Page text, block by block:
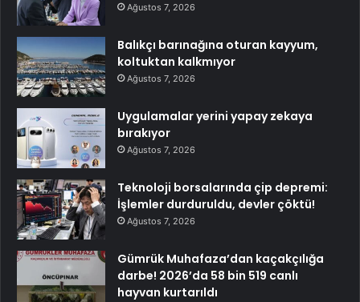
Ağustos 7, 2026
Balıkçı barınağına oturan kayyum,
koltuktan kalkmıyor
Ağustos 7, 2026
Uygulamalar yerini yapay zekaya
bırakıyor
Ağustos 7, 2026
Teknoloji borsalarında çip depremi:
İşlemler durduruldu, devler çöktü!
Ağustos 7, 2026
Gümrük Muhafaza’dan kaçakçılığa
darbe! 2026’da 58 bin 519 canlı
hayvan kurtarıldı